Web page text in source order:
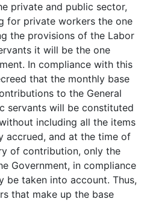
private and public sector,
for private workers the one
the provisions of the Labor
it will be the one
In compliance with this
that the monthly base
to the General
servants will be constituted
including all the items
accrued, and at the time of
of contribution, only the
Government, in compliance
be taken into account. Thus,
that make up the base